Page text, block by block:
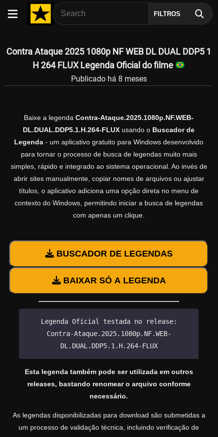
FILTROS
Contra Ataque 2025 1080p NF WEB DL DUAL DDP5 1
H 264 FLUX Legenda Oficial do filme
Publicado há 8 meses
Baixe a legenda Contra-Ataque.2025.1080p.NF.WEB-
DL.DUAL.DDP5.1.H.264-FLUX usando o Buscador de
Legenda - um aplicativo gratuito para Windows desenvolvido
para tornar o processo de busca de legendas muito mais
simples, rápido e integrado ao sistema operacional. Ao invés de
abrir sites manualmente, copiar nomes de arquivos ou ajustar
títulos, o aplicativo adiciona uma opção direta no menu de
contexto do Windows, permitindo iniciar a busca de legendas
com apenas um clique.
BUSCADOR DE LEGENDAS
BAIXAR SÓ A LEGENDA
Legenda Oficial testada no release:
Contra-Ataque.2025.1080p.NF.WEB-
DL.DUAL.DDP5.1.H.264-FLUX
Esta legenda também pode ser utilizada em outros
releases, bastando renomear o arquivo conforme
necessário.
As legendas disponibilizadas para download são submetidas a
um processo de validação técnica, incluindo verificação de